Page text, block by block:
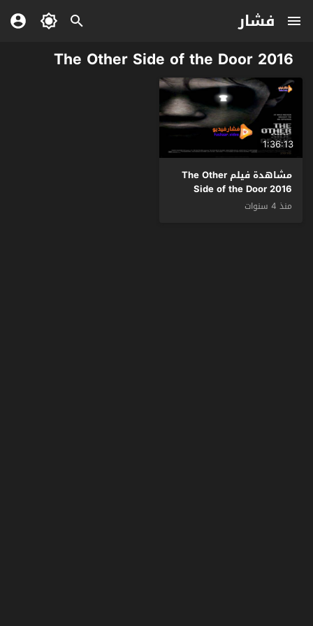
فشار
The Other Side of the Door 2016
1:36:13
مشاهدة فيلم The Other
Side of the Door 2016
مترجم
منذ 4 سنوات